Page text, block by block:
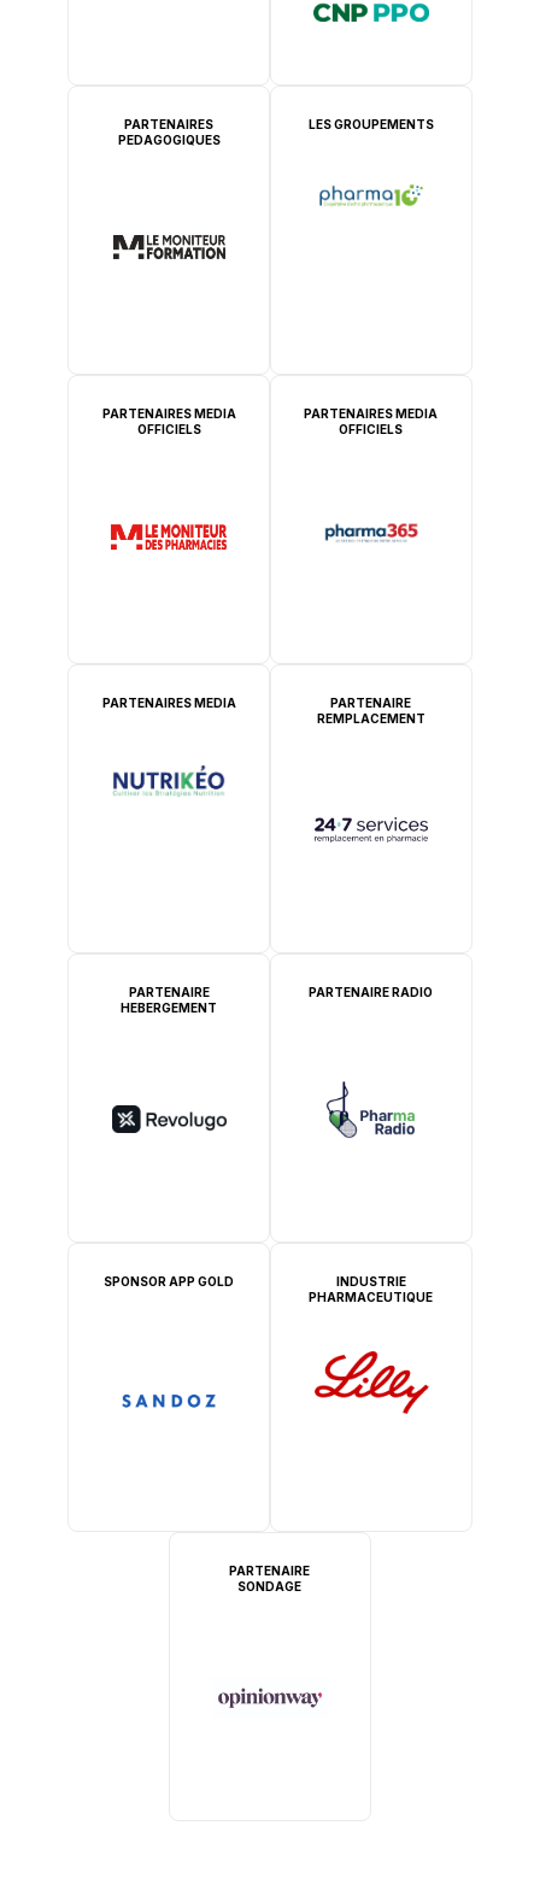
PARTENAIRES
PEDAGOGIQUES
LES GROUPEMENTS
PARTENAIRES MEDIA
OFFICIELS
PARTENAIRES MEDIA
OFFICIELS
PARTENAIRES MEDIA
PARTENAIRE
REMPLACEMENT
PARTENAIRE
HEBERGEMENT
PARTENAIRE RADIO
SPONSOR APP GOLD
INDUSTRIE
PHARMACEUTIQUE
PARTENAIRE
SONDAGE